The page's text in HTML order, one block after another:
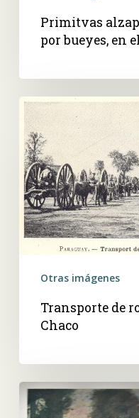
Primitvas
por bueyes, en
Transporte
de
rollos
en
el
Chaco
Otras imágenes
Transporte de
Chaco
Bueyes
tirando